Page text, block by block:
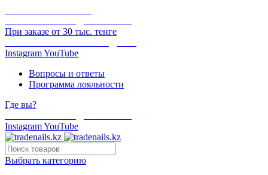
При заказе от 30 тыс. тенге
InstagramYouTube
Вопросы и ответы
Программа лояльности
Где вы?
InstagramYouTube
Выбрать категорию